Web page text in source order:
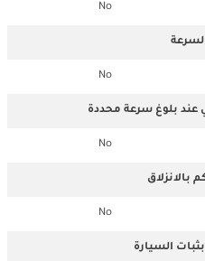
No
No
عند بلوغ سرعة محددة
No
بالانزلاق
No
السيارة